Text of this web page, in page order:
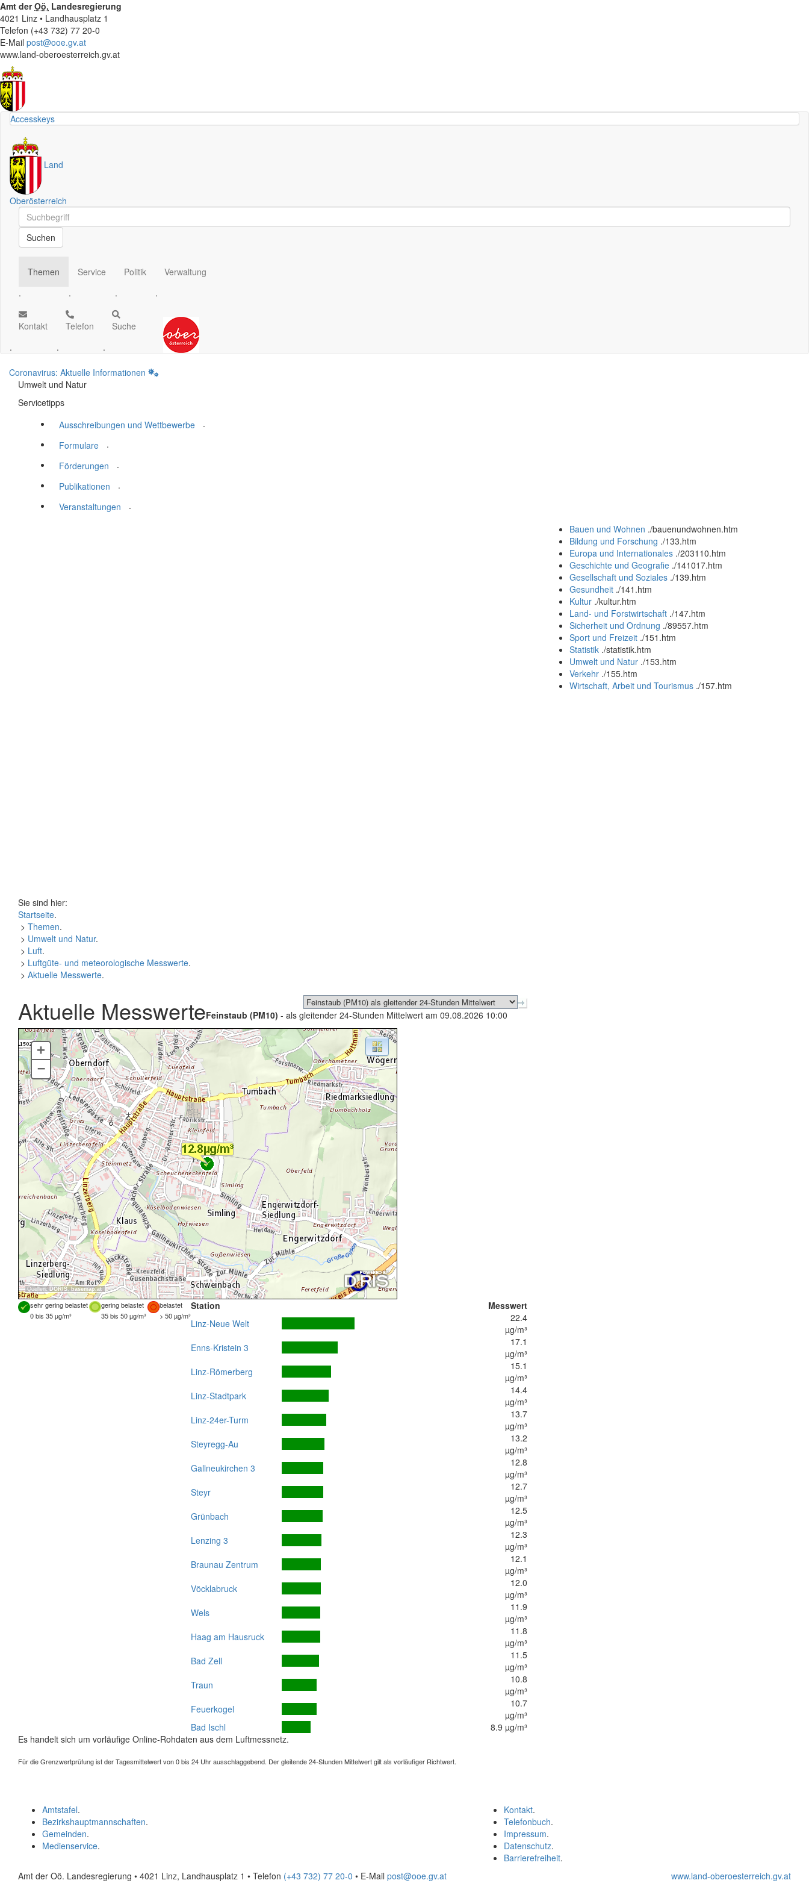
Amt derOö. Landesregierung
4021 Linz • Landhausplatz 1
Telefon (+43 732) 77 20-0
E-Mail post@ooe.gv.at
www.land-oberoesterreich.gv.at
Accesskeys
Land
Oberösterreich
Schnellsuche
Schnellsuche
Suchen
Themen
.
Service
.
Politik
.
Verwaltung
.
Kontakt
.
Telefon
.
Suche
.
Coronavirus: Aktuelle Informationen
Umwelt und Natur
Servicetipps
Ausschreibungen und Wettbewerbe
.
Formulare
.
Förderungen
.
Publikationen
.
Veranstaltungen
.
Bauen und Wohnen ./bauenundwohnen.htm
Bildung und Forschung ./133.htm
Europa und Internationales ./203110.htm
Geschichte und Geografie ./141017.htm
Gesellschaft und Soziales ./139.htm
Gesundheit ./141.htm
Kultur ./kultur.htm
Land- und Forstwirtschaft ./147.htm
Sicherheit und Ordnung ./89557.htm
Sport und Freizeit ./151.htm
Statistik ./statistik.htm
Umwelt und Natur ./153.htm
Verkehr ./155.htm
Wirtschaft, Arbeit und Tourismus ./157.htm
Sie sind hier:
Startseite.
> Themen.
> Umwelt und Natur.
> Luft.
> Luftgüte- und meteorologische Messwerte.
> Aktuelle Messwerte.
Aktuelle MesswerteFeinstaub (PM10) - als gleitender 24-Stunden Mittelwert am 09.08.2026 10:00
Quellen: DORIS, basemap.at
+
–
sehr gering belastet gering belastet
belastet
0 bis 35 µg/m³
35 bis 50 µg/m³ > 50 µg/m³
Station
Messwert
Linz-Neue Welt
22.4
µg/m³
Enns-Kristein 3
17.1
µg/m³
Linz-Römerberg
15.1
µg/m³
Linz-Stadtpark
14.4
µg/m³
Linz-24er-Turm
13.7
µg/m³
Steyregg-Au
13.2
µg/m³
Gallneukirchen 3
12.8
µg/m³
Steyr
12.7
µg/m³
Grünbach
12.5
µg/m³
Lenzing 3
12.3
µg/m³
Braunau Zentrum
12.1
µg/m³
Vöcklabruck
12.0
µg/m³
Wels
11.9
µg/m³
Haag am Hausruck
11.8
µg/m³
Bad Zell
11.5
µg/m³
Traun
10.8
µg/m³
Feuerkogel
10.7
µg/m³
Bad Ischl
8.9 µg/m³
Es handelt sich um vorläufige Online-Rohdaten aus dem Luftmessnetz.
Für die Grenzwertprüfung ist der Tagesmittelwert von 0 bis 24 Uhr ausschlaggebend. Der gleitende 24-Stunden Mittelwert gilt als vorläufiger Richtwert.
Kontakt.
Telefonbuch.
Impressum.
Datenschutz.
Barrierefreiheit.
Amtstafel.
Bezirkshauptmannschaften.
Gemeinden.
Medienservice.
Amt der Oö. Landesregierung • 4021 Linz, Landhausplatz 1 • Telefon (+43 732) 77 20-0 • E-Mail post@ooe.gv.at www.land-oberoesterreich.gv.at